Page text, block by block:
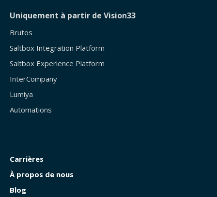
Uniquement à partir de Vision33
Brutos
Saltbox Integration Platform
Saltbox Experience Platform
InterCompany
Lumiya
Automations
Carrières
À propos de nous
Blog